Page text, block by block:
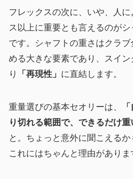
フレックスの次に、いや、人
ス以上に重要とも言えるのがシ
です。シャフトの重さはクラ
める大きな要素であり、スイン
り
「再現性」 に直結します。
重量選びの基本セオリーは、
り切れる範囲で、できるだけ重
と。ちょっと意外に聞こえるか
これにはちゃんと理由がありま